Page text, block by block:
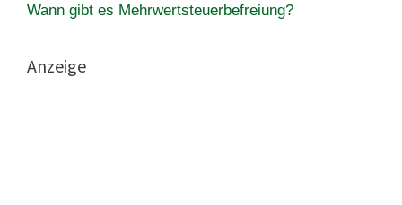
Wann gibt es Mehrwertsteuerbefreiung?
Anzeige